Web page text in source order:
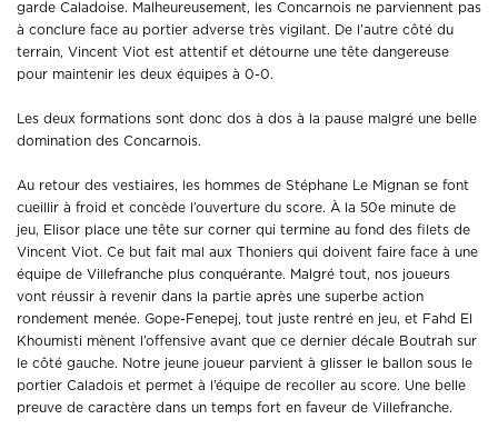
garde Caladoise. Malheureusement, les Concarnois ne parviennent pas
à conclure face au portier adverse très vigilant. De l’autre côté du
terrain, Vincent Viot est attentif et détourne une tête dangereuse
pour maintenir les deux équipes à 0-0.
Les deux formations sont donc dos à dos à la pause malgré une belle
domination des Concarnois.
Au retour des vestiaires, les hommes de Stéphane Le Mignan se font
cueillir à froid et concède l’ouverture du score. À la 50e minute de
jeu, Elisor place une tête sur corner qui termine au fond des filets de
Vincent Viot. Ce but fait mal aux Thoniers qui doivent faire face à une
équipe de Villefranche plus conquérante. Malgré tout, nos joueurs
vont réussir à revenir dans la partie après une superbe action
rondement menée. Gope-Fenepej, tout juste rentré en jeu, et Fahd El
Khoumisti mènent l’offensive avant que ce dernier décale Boutrah sur
le côté gauche. Notre jeune joueur parvient à glisser le ballon sous le
portier Caladois et permet à l’équipe de recoller au score. Une belle
preuve de caractère dans un temps fort en faveur de Villefranche.